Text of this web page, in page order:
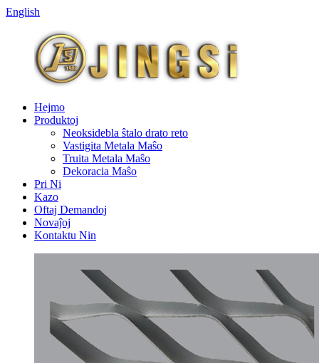
English
Hejmo
Produktoj
Neoksidebla ŝtalo drato reto
Vastigita Metala Maŝo
Truita Metala Maŝo
Dekoracia Maŝo
Pri Ni
Kazo
Oftaj Demandoj
Novaĵoj
Kontaktu Nin